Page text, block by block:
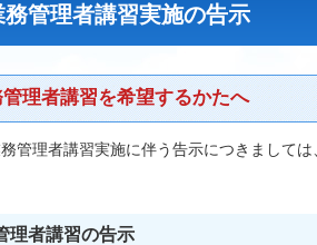
管理者講習実施の告示
理者講習を希望するかたへ
管理者講習実施に伴う告示につきまして
理者講習の告示